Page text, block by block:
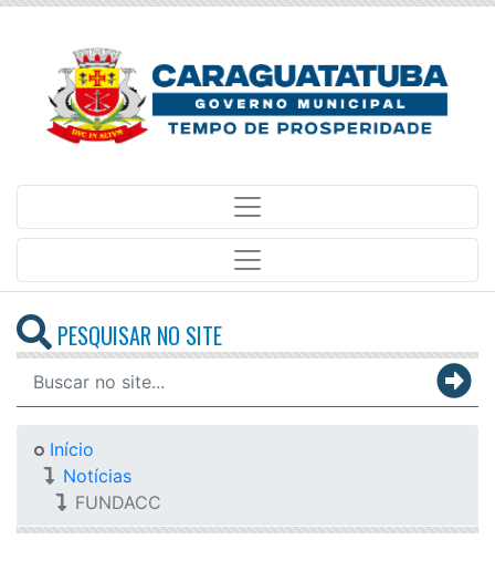
PESQUISAR NO SITE
Início
Notícias
FUNDACC